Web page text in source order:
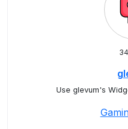
Use glevum's